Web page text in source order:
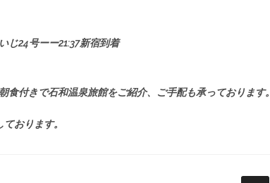
24号ーー21:37新宿到着
食付きで石和温泉旅館をご紹介、ご手配も承っております。
おります。